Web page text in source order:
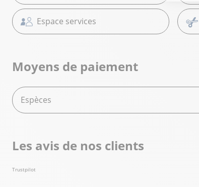
Espace services
Moyens de paiement
Espèces
Les avis de nos clients
Trustpilot